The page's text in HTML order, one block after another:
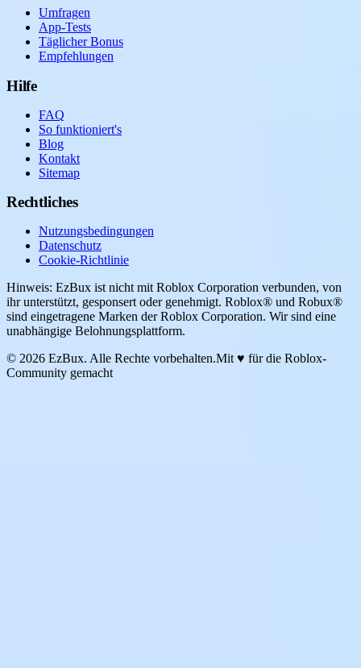
Umfragen
App-Tests
Täglicher Bonus
Empfehlungen
Hilfe
FAQ
So funktioniert's
Blog
Kontakt
Sitemap
Rechtliches
Nutzungsbedingungen
Datenschutz
Cookie-Richtlinie
Hinweis: EzBux ist nicht mit Roblox Corporation verbunden, von
ihr unterstützt, gesponsert oder genehmigt. Roblox® und Robux®
sind eingetragene Marken der Roblox Corporation. Wir sind eine
unabhängige Belohnungsplattform.
© 2026 EzBux. Alle Rechte vorbehalten.Mit ♥ für die Roblox-
Community gemacht